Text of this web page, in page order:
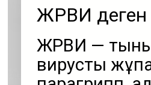
ЖРВИ деген
ЖРВИ —
вирустық